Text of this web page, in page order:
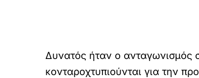
Δυνατός ήταν ο ανταγωνισμός
κονταροχτυπιούνται για την